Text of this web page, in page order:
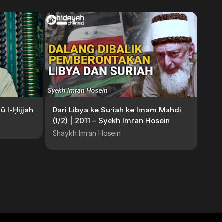
l-Ḥijjah
Dari Libya ke Suriah ke Imam Mahdi
(1/2) | 2011 – Syekh Imran Hosein
Shaykh Imran Hosein